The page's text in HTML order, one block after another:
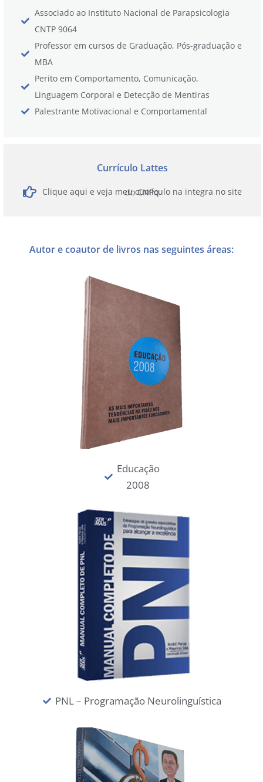
Associado ao Instituto Nacional de Parapsicologia
CNTP 9064
Professor em cursos de Graduação, Pós-graduação e
MBA
Perito em Comportamento, Comunicação,
Linguagem Corporal e Detecção de Mentiras
Palestrante Motivacional e Comportamental
Currículo Lattes
Clique aqui e veja meu currículo na integra no site do CNPq
Autor e coautor de livros nas seguintes áreas:
Educação
2008
PNL – Programação Neurolinguística